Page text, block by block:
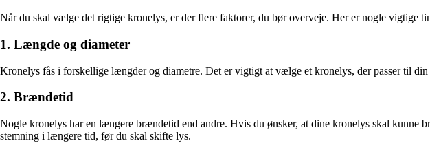
Når du skal vælge det rigtige kronelys, er der flere faktorer, du bør overveje. Her er nogle vigtige
1. Længde og diameter
Kronelys fås i forskellige længder og diametre. Det er vigtigt at vælge et kronelys, der passer til
2. Brændetid
Nogle kronelys har en længere brændetid end andre. Hvis du ønsker, at dine kronelys skal
stemning i længere tid, før du skal skifte lys.